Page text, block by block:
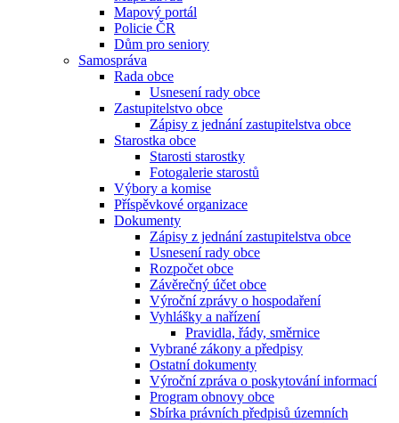
Mapový portál
Policie ČR
Dům pro seniory
Samospráva
Rada obce
Usnesení rady obce
Zastupitelstvo obce
Zápisy z jednání zastupitelstva obce
Starostka obce
Starosti starostky
Fotogalerie starostů
Výbory a komise
Příspěvkové organizace
Dokumenty
Zápisy z jednání zastupitelstva obce
Usnesení rady obce
Rozpočet obce
Závěrečný účet obce
Výroční zprávy o hospodaření
Vyhlášky a nařízení
Pravidla, řády, směrnice
Vybrané zákony a předpisy
Ostatní dokumenty
Výroční zpráva o poskytování informací
Program obnovy obce
Sbírka právních předpisů územních